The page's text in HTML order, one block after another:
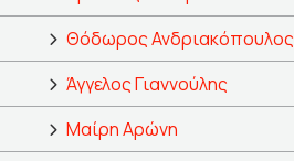
Θόδωρος Ανδριακόπουλος
Άγγελος Γιαννούλης
Μαίρη Αρώνη